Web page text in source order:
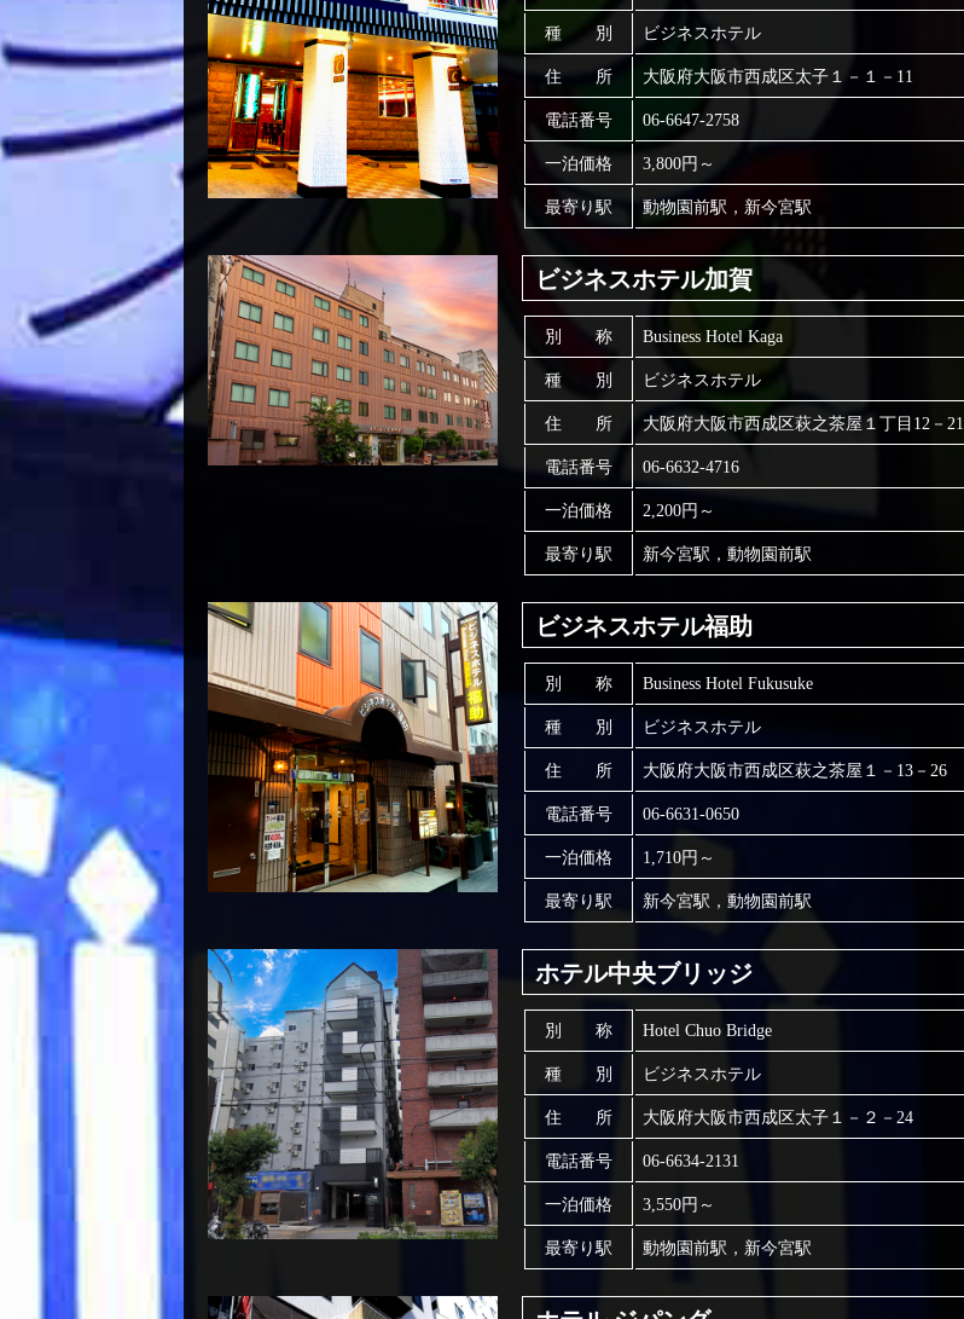
種 別 ビジネスホテル
住 所 大阪府大阪市西成区太子１－１－11
電話番号 06-6647-2758
一泊価格 3,800円～
最寄り駅 動物園前駅，新今宮駅
ビジネスホテル加賀
別 称 Business Hotel Kaga
種 別 ビジネスホテル
住 所 大阪府大阪市西成区萩之茶屋１丁目12－21
電話番号 06-6632-4716
一泊価格 2,200円～
最寄り駅 新今宮駅，動物園前駅
ビジネスホテル福助
別 称 Business Hotel Fukusuke
種 別 ビジネスホテル
住 所 大阪府大阪市西成区萩之茶屋１－13－26
電話番号 06-6631-0650
一泊価格 1,710円～
最寄り駅 新今宮駅，動物園前駅
ホテル中央ブリッジ
別 称 Hotel Chuo Bridge
種 別 ビジネスホテル
住 所 大阪府大阪市西成区太子１－２－24
電話番号 06-6634-2131
一泊価格 3,550円～
最寄り駅 動物園前駅，新今宮駅